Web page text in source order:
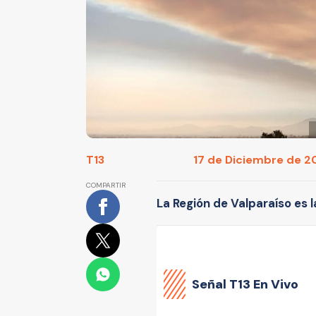
T13 17 de Diciembre de
COMPARTIR
La Región de Valparaíso
Señal T13 En Vivo